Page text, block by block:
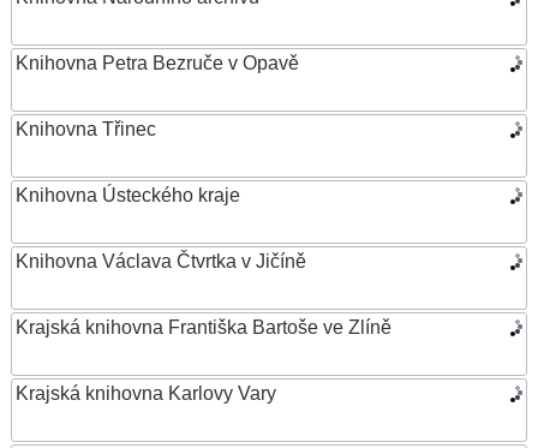
Knihovna Petra Bezruče v Opavě
Knihovna Třinec
Knihovna Ústeckého kraje
Knihovna Václava Čtvrtka v Jičíně
Krajská knihovna Františka Bartoše ve Zlíně
Krajská knihovna Karlovy Vary